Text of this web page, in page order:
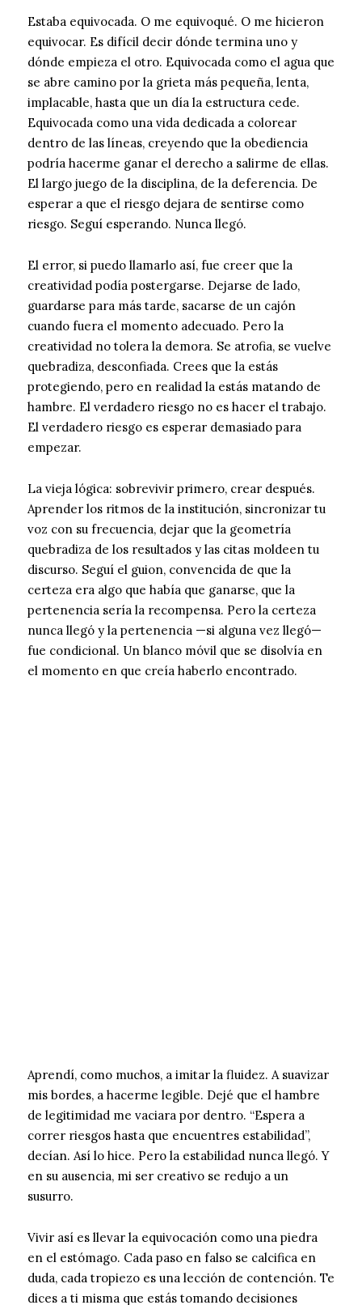
Estaba equivocada. O me equivoqué. O me hicieron
equivocar. Es difícil decir dónde termina uno y
dónde empieza el otro. Equivocada como el agua que
se abre camino por la grieta más pequeña, lenta,
implacable, hasta que un día la estructura cede.
Equivocada como una vida dedicada a colorear
dentro de las líneas, creyendo que la obediencia
podría hacerme ganar el derecho a salirme de ellas.
El largo juego de la disciplina, de la deferencia. De
esperar a que el riesgo dejara de sentirse como
riesgo. Seguí esperando. Nunca llegó.
El error, si puedo llamarlo así, fue creer que la
creatividad podía postergarse. Dejarse de lado,
guardarse para más tarde, sacarse de un cajón
cuando fuera el momento adecuado. Pero la
creatividad no tolera la demora. Se atrofia, se vuelve
quebradiza, desconfiada. Crees que la estás
protegiendo, pero en realidad la estás matando de
hambre. El verdadero riesgo no es hacer el trabajo.
El verdadero riesgo es esperar demasiado para
empezar.
La vieja lógica: sobrevivir primero, crear después.
Aprender los ritmos de la institución, sincronizar tu
voz con su frecuencia, dejar que la geometría
quebradiza de los resultados y las citas moldeen tu
discurso. Seguí el guion, convencida de que la
certeza era algo que había que ganarse, que la
pertenencia sería la recompensa. Pero la certeza
nunca llegó y la pertenencia —si alguna vez llegó—
fue condicional. Un blanco móvil que se disolvía en
el momento en que creía haberlo encontrado.
Aprendí, como muchos, a imitar la fluidez. A suavizar
mis bordes, a hacerme legible. Dejé que el hambre
de legitimidad me vaciara por dentro. “Espera a
correr riesgos hasta que encuentres estabilidad”,
decían. Así lo hice. Pero la estabilidad nunca llegó. Y
en su ausencia, mi ser creativo se redujo a un
susurro.
Vivir así es llevar la equivocación como una piedra
en el estómago. Cada paso en falso se calcifica en
duda, cada tropiezo es una lección de contención. Te
dices a ti misma que estás tomando decisiones